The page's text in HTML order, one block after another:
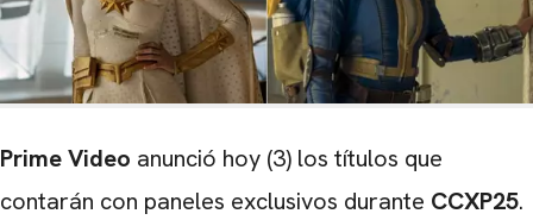
Prime Video anunció hoy (3) los títulos que
contarán con paneles exclusivos durante CCXP25.